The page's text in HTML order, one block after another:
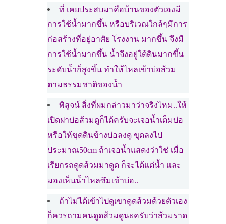
ที่ เคยประสบมาคือบ้านของตัวเองมี
การใช้น้ำมากขึ้น หรือบริเวณใกล้ๆมีการ
ก่อสร้างที่อยู่อาศัย โรงงาน มากขึ้น จึงมี
การใช้น้ำมากขึ้น น้ำจึงอยู่ใต้ดินมากขึ้น
ระดับน้ำก็สูงขึ้น ทำให้ไหลเข้าบ่อส้วม
ตามธรรมชาติของน้ำ
พิสูจน์ สิ่งที่ผมกล่าวมาว่าจริงไหม..ให้
เปิดฝาบ่อส้วมดูก็ได้ครับจะเจอน้ำเต็มบ่อ
หรือให้ขุดดินข้างบ่อลงดู ขุดลงไป
ประมาณ50cm ถ้าเจอน้ำแสดงว่าใช่ เมื่อ
เรียกรถดูดส้วมมาดูด ก็จะได้แต่น้ำ และ
มองเห็นน้ำไหลซึมเข้าบ่อ..
ถ้าไม่ได้เข้าไปดูเขาดูดส้วมด้วยตัวเอง
ก็ควรถามคนดูดส้วมดูนะครับว่าส้วมราด